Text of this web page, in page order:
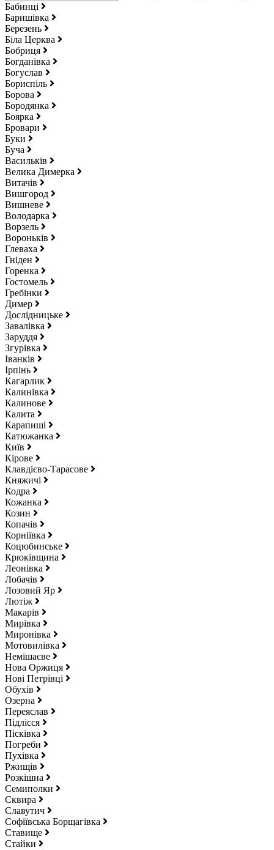
Бабинці
Баришівка
Березень
Біла Церква
Бобриця
Богданівка
Богуслав
Бориспіль
Борова
Бородянка
Боярка
Бровари
Буки
Буча
Васильків
Велика Димерка
Витачів
Вишгород
Вишневе
Володарка
Ворзель
Вороньків
Глеваха
Гніден
Горенка
Гостомель
Гребінки
Димер
Дослідницьке
Завалівка
Заруддя
Згурівка
Іванків
Ірпінь
Кагарлик
Калинівка
Калинове
Калита
Карапиші
Катюжанка
Київ
Кірове
Клавдієво-Тарасове
Княжичі
Кодра
Кожанка
Козин
Копачів
Корніївка
Коцюбинське
Крюківщина
Леонівка
Лобачів
Лозовий Яр
Лютіж
Макарів
Мирівка
Миронівка
Мотовилівка
Немішаєве
Нова Оржиця
Нові Петрівці
Обухів
Озерна
Переяслав
Підлісся
Пісківка
Погреби
Пухівка
Ржищів
Розкішна
Семиполки
Сквира
Славутич
Софіївська Борщагівка
Ставище
Стайки